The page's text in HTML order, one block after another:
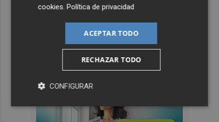
cookies.Política de privacidad
ACEPTAR TODO
RECHAZAR TODO
CONFIGURAR